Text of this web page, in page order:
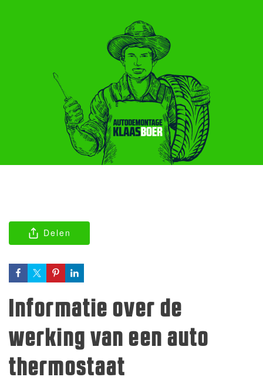
Delen
Informatie over de
werking van een auto
thermostaat